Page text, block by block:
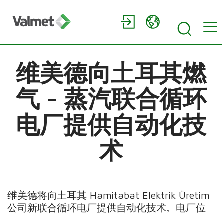
维美德向土耳其燃
气 - 蒸汽联合循环
电厂提供自动化技
术
维美德将向土耳其 Hamitabat Elektrik Üretim
公司新联合循环电厂提供自动化技术。电厂位